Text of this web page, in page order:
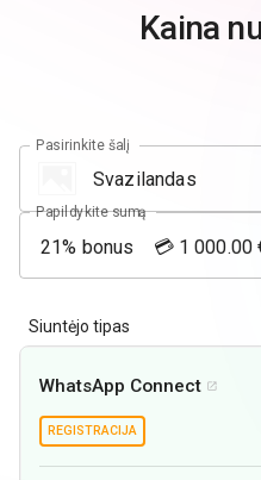
Kaina
Pasirinkite šalį
Papildykite sumą
Siuntėjo tipas
WhatsApp Connect 
REGISTRACIJA